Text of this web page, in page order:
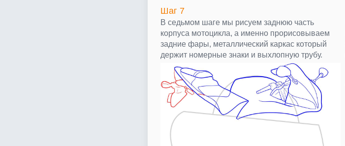
Шаг 7
В седьмом шаге мы рисуем заднюю часть
корпуса мотоцикла, а именно прорисовываем
задние фары, металлический каркас который
держит номерные знаки и выхлопную трубу.